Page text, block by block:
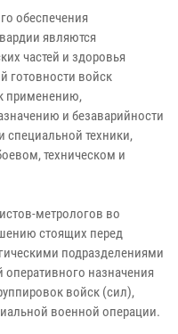
обеспечения
являются
частей и здоровья
готовности войск
применению,
и безаварийности
специальной техники,
техническом и
метрологов во
стоящих перед
подразделениями
оперативного назначения
войск (сил),
военной операции.